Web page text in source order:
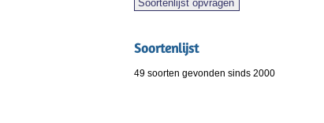
Soortenlijst
49 soorten gevonden sinds 2000